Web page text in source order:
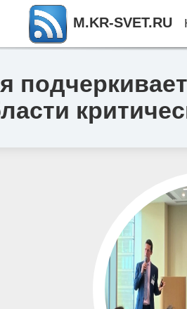
M.KR-SVET.RU